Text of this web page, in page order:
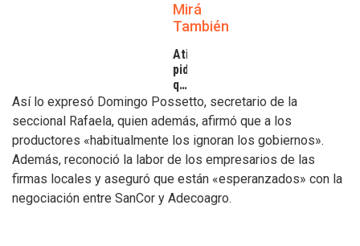
Mirá
También
Atilra
pide
que
se
atiendan
inconvenientes
de
los
tamberos
Así lo expresó Domingo Possetto, secretario de la
seccional Rafaela, quien además, afirmó que a los
productores «habitualmente los ignoran los gobiernos».
Además, reconoció la labor de los empresarios de las
firmas locales y aseguró que están «esperanzados» con la
negociación entre SanCor y Adecoagro.